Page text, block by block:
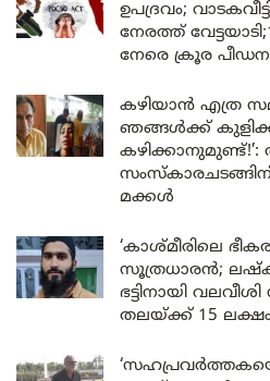
ഉപദ്രവം;
നേരത്ത്
നേരെ ക്രൂര
കഴിയാൻ എത്ര
ഞങ്ങൾക്ക്
കഴിക്കാനുമുണ്ട്!’:
മക്കൾ
‘കാശ്മീരിലെ
സൂത്രധാരൻ;
ഭട്ടിനായി
തലയ്ക്ക് 15
‘സഹപ്രവർത്തകയെ